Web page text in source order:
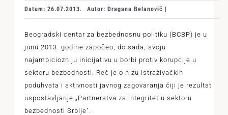
Datum: 26.07.2013. Autor: Dragana Belanović |
Beogradski centar za bezbednosnu politiku (BCBP) je u
junu 2013. godine započeo, do sada, svoju
najambiciozniju inicijativu u borbi protiv korupcije u
sektoru bezbednosti. Reč je o nizu istraživačkih
poduhvata i aktivnosti javnog zagovaranja čiji je rezultat
uspostavljanje „Partnerstva za integritet u sektoru
bezbednosti Srbije".